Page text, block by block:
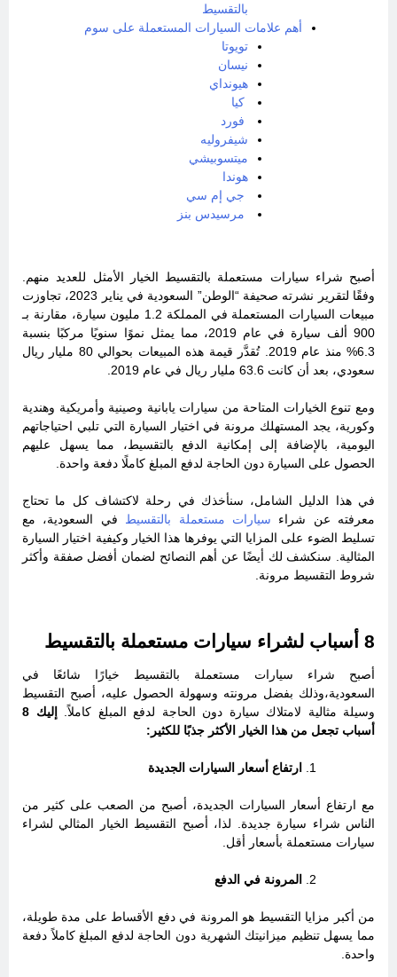
بالتقسيط
أهم علامات السيارات المستعملة على سوم
تويوتا
نيسان
هيونداي
كيا
فورد
شيفروليه
ميتسوبيشي
هوندا
جي إم سي
مرسيدس بنز
أصبح شراء سيارات مستعملة بالتقسيط الخيار الأمثل للعديد منهم.
وفقًا لتقرير نشرته صحيفة “الوطن” السعودية في يناير 2023، تجاوزت
مبيعات السيارات المستعملة في المملكة 1.2 مليون سيارة، مقارنة بـ
900 ألف سيارة في عام 2019، مما يمثل نموًا سنويًا مركبًا بنسبة
6.3% منذ عام 2019. تُقدَّر قيمة هذه المبيعات بحوالي 80 مليار ريال
سعودي، بعد أن كانت 63.6 مليار ريال في عام 2019.
ومع تنوع الخيارات المتاحة من سيارات يابانية وصينية وأمريكية وهندية
وكورية، يجد المستهلك مرونة في اختيار السيارة التي تلبي احتياجاتهم
اليومية، بالإضافة إلى إمكانية الدفع بالتقسيط، مما يسهل عليهم
الحصول على السيارة دون الحاجة لدفع المبلغ كاملًا دفعة واحدة.
في هذا الدليل الشامل، سنأخذك في رحلة لاكتشاف كل ما تحتاج
معرفته عن شراء سيارات مستعملة بالتقسيط في السعودية، مع
تسليط الضوء على المزايا التي يوفرها هذا الخيار وكيفية اختيار السيارة
المثالية. سنكشف لك أيضًا عن أهم النصائح لضمان أفضل صفقة وأكثر
شروط التقسيط مرونة.
8 أسباب لشراء سيارات مستعملة بالتقسيط
أصبح شراء سيارات مستعملة بالتقسيط خيارًا شائعًا في
السعودية،وذلك بفضل مرونته وسهولة الحصول عليه، أصبح التقسيط
وسيلة مثالية لامتلاك سيارة دون الحاجة لدفع المبلغ كاملاً.
إليك 8
أسباب تجعل من هذا الخيار الأكثر جذبًا للكثير:
ارتفاع أسعار السيارات الجديدة
مع ارتفاع أسعار السيارات الجديدة، أصبح من الصعب على كثير من
الناس شراء سيارة جديدة. لذا، أصبح التقسيط الخيار المثالي لشراء
سيارات مستعملة بأسعار أقل.
المرونة في الدفع
من أكبر مزايا التقسيط هو المرونة في دفع الأقساط على مدة طويلة،
مما يسهل تنظيم ميزانيتك الشهرية دون الحاجة لدفع المبلغ كاملاً دفعة
واحدة.